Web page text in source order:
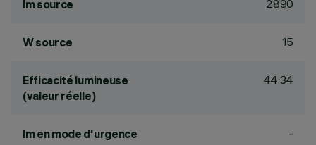
lm source 2890
W source 15
Efficacité lumineuse
(valeur réelle)
44.34
lm en mode d'urgence -